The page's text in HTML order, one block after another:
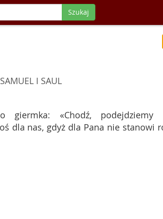
Szukaj
SAMUEL I SAUL
giermka: «Chodź,
dla nas, gdyż dla Pana nie stanowi